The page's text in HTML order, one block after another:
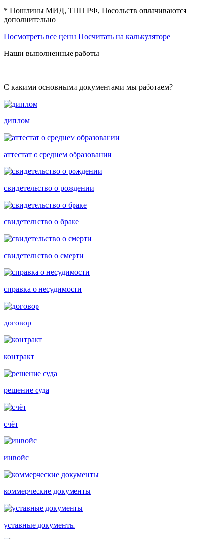
* Пошлины МИД, ТПП РФ, Посольств оплачиваются
дополнительно
Посмотреть все цены Посчитать на калькуляторе
Наши выполненные работы
С какими основными документами мы работаем?
диплом
аттестат о среднем образовании
свидетельство о рождении
свидетельство о браке
свидетельство о смерти
справка о несудимости
договор
контракт
решение суда
счёт
инвойс
коммерческие документы
уставные документы